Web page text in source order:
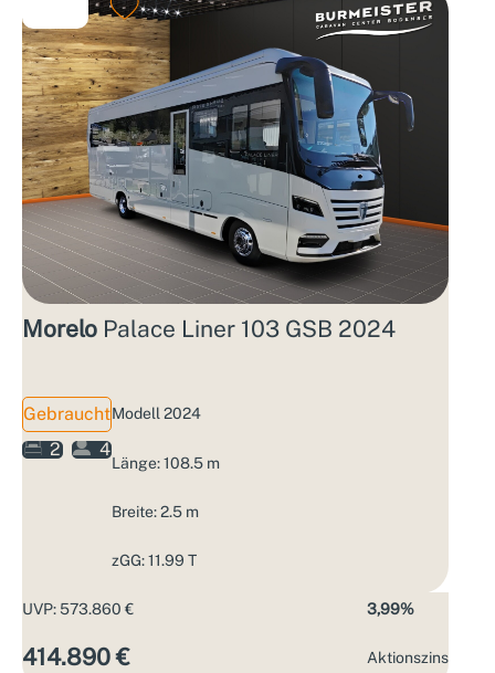
Morelo Palace Liner 103 GSB 2024
Gebraucht
2
4
Modell 2024
Länge: 108.5 m
Breite: 2.5 m
zGG: 11.99 T
UVP: 573.860 €
414.890 €
3,99%
Aktions­zins